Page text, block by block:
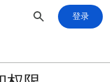
登录